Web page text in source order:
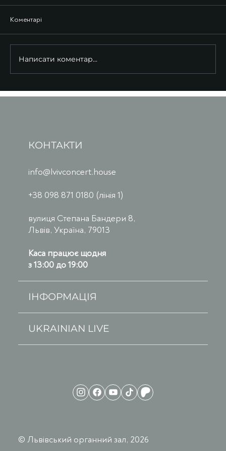
Коментарі
Написати коментар...
© Львівський органний зал, 2026
КОНТАКТИ
info@lvivconcert.house
+38 098 871 0180 (лінія 1)
вулиця Степана Бандери 8,
Львів, Україна, 79013
Каса працює щодня
з 13:00 до 19:00
ІНФОРМАЦІЯ
UKRAINIAN LIVE